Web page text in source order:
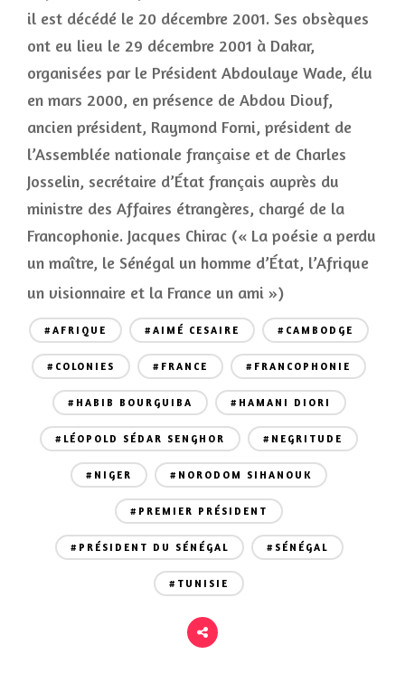
il est décédé le 20 décembre 2001. Ses obsèques
ont eu lieu le 29 décembre 2001 à Dakar,
organisées par le Président Abdoulaye Wade, élu
en mars 2000, en présence de Abdou Diouf,
ancien président, Raymond Forni, président de
l’Assemblée nationale française et de Charles
Josselin, secrétaire d’État français auprès du
ministre des Affaires étrangères, chargé de la
Francophonie. Jacques Chirac (« La poésie a perdu
un maître, le Sénégal un homme d’État, l’Afrique
un visionnaire et la France un ami »)
#AFRIQUE #AIMÉ CESAIRE #CAMBODGE
#COLONIES #FRANCE #FRANCOPHONIE
#HABIB BOURGUIBA #HAMANI DIORI
#LÉOPOLD SÉDAR SENGHOR #NEGRITUDE
#NIGER #NORODOM SIHANOUK
#PREMIER PRÉSIDENT
#PRÉSIDENT DU SÉNÉGAL #SÉNÉGAL
#TUNISIE